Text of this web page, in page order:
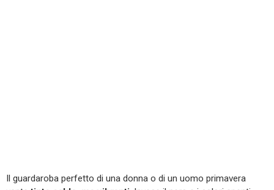
Il guardaroba perfetto di una donna o di un uomo primavera